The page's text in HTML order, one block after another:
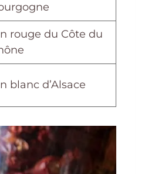
rouge du Côte du
blanc d’Alsace